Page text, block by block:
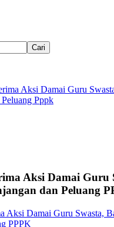
Cari
Aksi Damai Guru
Pppk
Aksi Damai Guru
dan Peluang